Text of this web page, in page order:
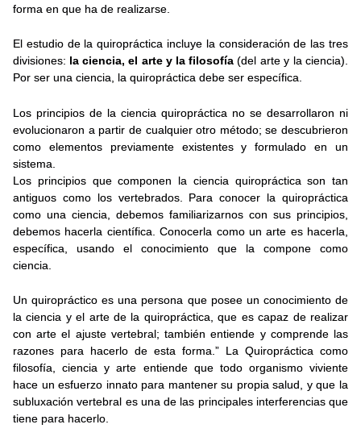
forma en que ha de realizarse.
El estudio de la quiropráctica incluye la consideración de las tres
divisiones: la ciencia, el arte y la filosofía (del arte y la ciencia).
Por ser una ciencia, la quiropráctica debe ser específica.
Los principios de la ciencia quiropráctica no se desarrollaron ni
evolucionaron a partir de cualquier otro método; se descubrieron
como elementos previamente existentes y formulado en un
sistema.
Los principios que componen la ciencia quiropráctica son tan
antiguos como los vertebrados. Para conocer la quiropráctica
como una ciencia, debemos familiarizarnos con sus principios,
debemos hacerla científica. Conocerla como un arte es hacerla,
específica, usando el conocimiento que la compone como
ciencia.
Un quiropráctico es una persona que posee un conocimiento de
la ciencia y el arte de la quiropráctica, que es capaz de realizar
con arte el ajuste vertebral; también entiende y comprende las
razones para hacerlo de esta forma.” La Quiropráctica como
filosofía, ciencia y arte entiende que todo organismo viviente
hace un esfuerzo innato para mantener su propia salud, y que la
subluxación vertebral es una de las principales interferencias que
tiene para hacerlo.